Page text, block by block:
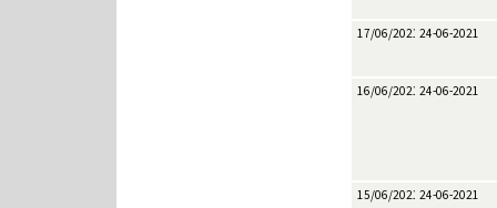
17/06/2021 24-06-2021
16/06/2021 24-06-2021
15/06/2021 24-06-2021